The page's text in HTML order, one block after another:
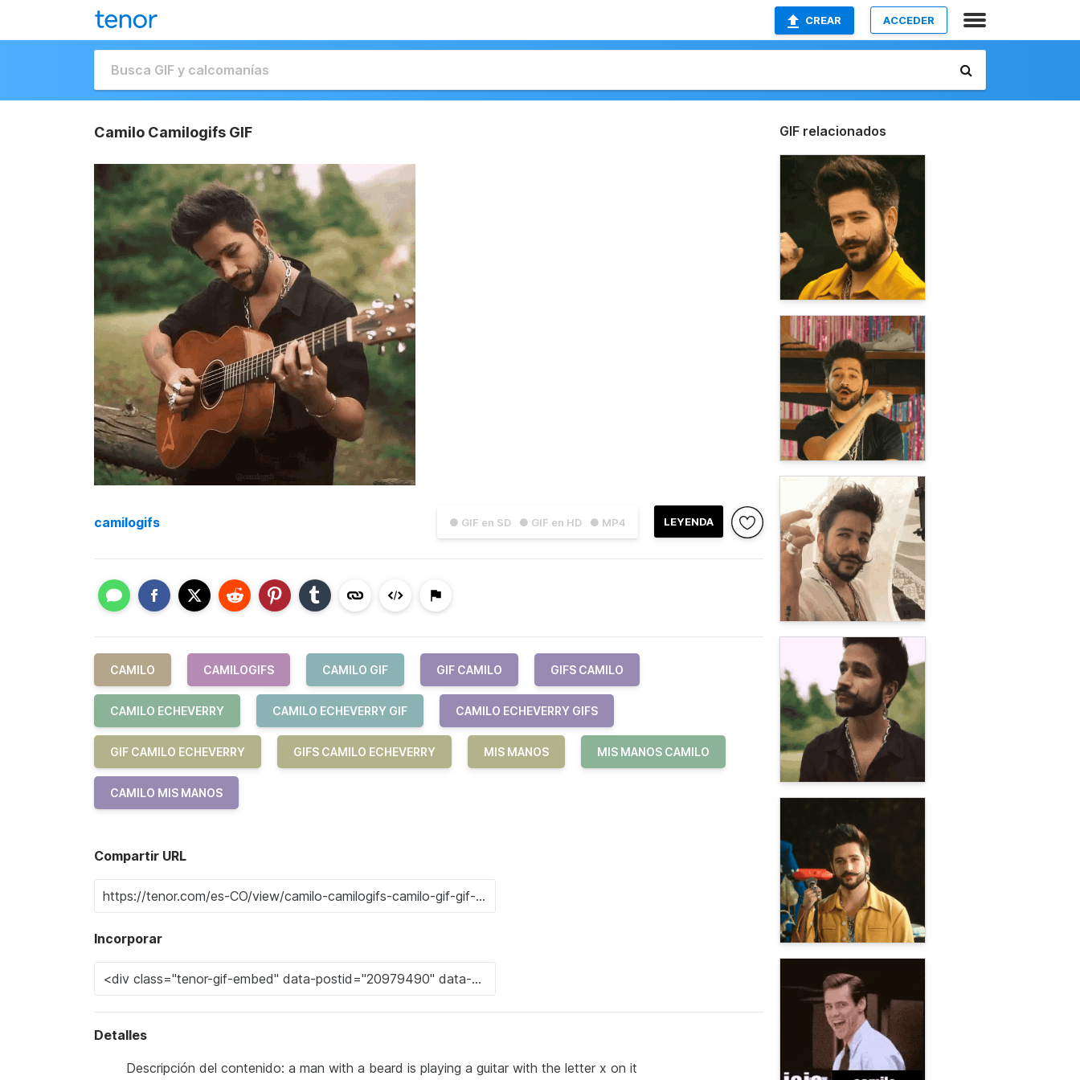
CREAR ACCEDER
Camilo Camilogifs GIF
● GIF en SD ● GIF en HD ● MP4 LEYENDA
camilogifs
CAMILO CAMILOGIFS CAMILO GIF GIF CAMILO GIFS CAMILO
CAMILO ECHEVERRY CAMILO ECHEVERRY GIF CAMILO ECHEVERRY GIFS
GIF CAMILO ECHEVERRY GIFS CAMILO ECHEVERRY MIS MANOS MIS MANOS CAMILO
CAMILO MIS MANOS
Compartir URL
Incorporar
Detalles
Descripción del contenido: a man with a beard is playing a guitar with the letter x on it
GIF relacionados